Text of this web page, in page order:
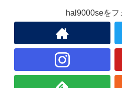
hal9000seをフ